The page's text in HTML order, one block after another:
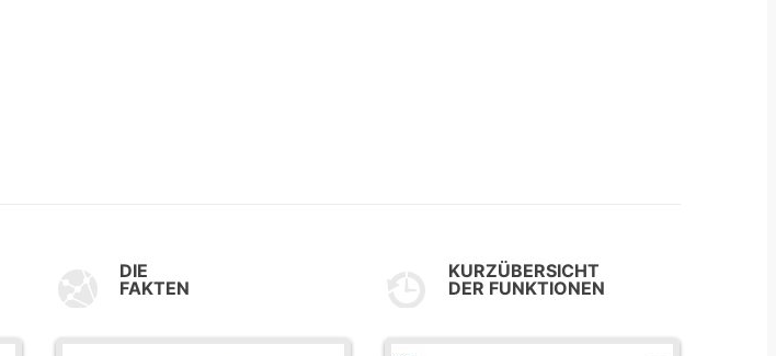
DIE
FAKTEN
KURZÜBERSICHT
DER FUNKTIONEN